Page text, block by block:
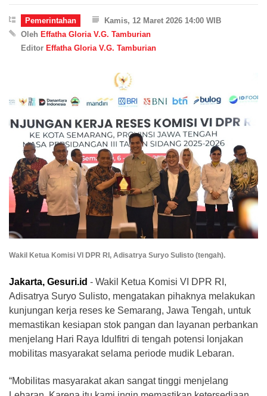
Pemerintahan
Kamis, 12 Maret 2026 14:00 WIB
Oleh Effatha Gloria V.G. Tamburian
Editor Effatha Gloria V.G. Tamburian
Wakil Ketua Komisi VI DPR RI, Adisatrya Suryo Sulisto (tengah).
Jakarta, Gesuri.id - Wakil Ketua Komisi VI DPR RI,
Adisatrya Suryo Sulisto, mengatakan pihaknya melakukan
kunjungan kerja reses ke Semarang, Jawa Tengah, untuk
memastikan kesiapan stok pangan dan layanan perbankan
menjelang Hari Raya Idulfitri di tengah potensi lonjakan
mobilitas masyarakat selama periode mudik Lebaran.
“Mobilitas masyarakat akan sangat tinggi menjelang